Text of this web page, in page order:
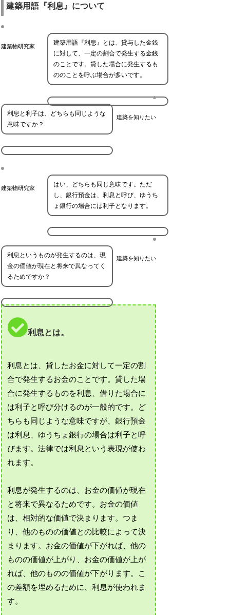
建築用語『利息』について
建築物研究家
建築用語『利息』とは、貸与した金銭
に対して、一定の割合で発生する金銭
のことです。貸した場合に発生するも
ののことを呼ぶ場合が多いです。
建築を知りたい
利息と利子は、どちらも同じような
意味ですか？
建築物研究家
はい、どちらも同じ意味です。ただ
し、銀行預金は、利息と呼び、ゆうち
ょ銀行の場合には利子となります。
建築を知りたい
利息というものが発生するのは、現
金の価値が現在と将来で異なってく
るためですか？
利息とは。
利息とは、貸したお金に対して一定の割
合で発生するお金のことです。貸した場
合に発生するものを利息、借りた場合に
は利子と呼び分けるのが一般的です。ど
ちらも同じような意味ですが、銀行預金
は利息、ゆうちょ銀行の場合は利子と呼
びます。法律では利息という表現が使わ
れます。
利息が発生するのは、お金の価値が現在
と将来で異なるためです。お金の価値
は、相対的な価値で決まります。つま
り、他のものの価値との比較によって決
まります。お金の価値が下がれば、他の
ものの価値が上がり、お金の価値が上が
れば、他のものの価値が下がります。こ
の差額を埋めるために、利息が使われま
す。